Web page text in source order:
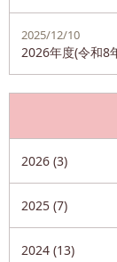
2025/12/10
2026年度(令和8
2026 (3)
2025 (7)
2024 (13)